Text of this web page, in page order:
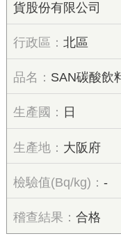
貨股份有限公司
北區
SAN碳酸飲
日
大阪府
-
合格